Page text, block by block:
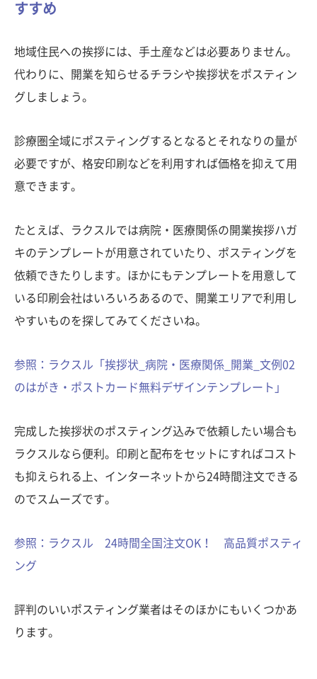
すすめ
地域住民への挨拶には、手土産などは必要ありません。
代わりに、開業を知らせるチラシや挨拶状をポスティン
グしましょう。
診療圏全域にポスティングするとなるとそれなりの量が
必要ですが、格安印刷などを利用すれば価格を抑えて用
意できます。
たとえば、ラクスルでは病院・医療関係の開業挨拶ハガ
キのテンプレートが用意されていたり、ポスティングを
依頼できたりします。ほかにもテンプレートを用意して
いる印刷会社はいろいろあるので、開業エリアで利用し
やすいものを探してみてくださいね。
参照：ラクスル「挨拶状_病院・医療関係_開業_文例02
のはがき・ポストカード無料デザインテンプレート」
完成した挨拶状のポスティング込みで依頼したい場合も
ラクスルなら便利。印刷と配布をセットにすればコスト
も抑えられる上、インターネットから24時間注文できる
のでスムーズです。
参照：ラクスル 24時間全国注文OK！ 高品質ポスティ
ング
評判のいいポスティング業者はそのほかにもいくつかあ
ります。